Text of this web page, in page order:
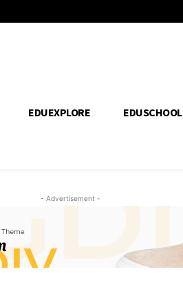
EDUEXPLORE EDUSCHOOL
- Advertisement -